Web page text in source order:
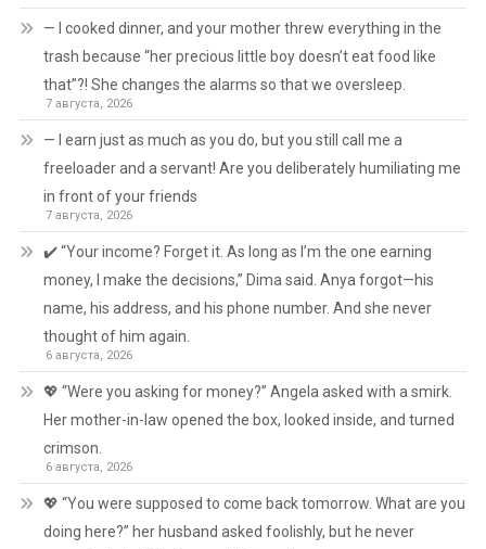
— I cooked dinner, and your mother threw everything in the
trash because “her precious little boy doesn’t eat food like
that”?! She changes the alarms so that we oversleep.
7 августа, 2026
— I earn just as much as you do, but you still call me a
freeloader and a servant! Are you deliberately humiliating me
in front of your friends
7 августа, 2026
✔️ “Your income? Forget it. As long as I’m the one earning
money, I make the decisions,” Dima said. Anya forgot—his
name, his address, and his phone number. And she never
thought of him again.
6 августа, 2026
💖 “Were you asking for money?” Angela asked with a smirk.
Her mother-in-law opened the box, looked inside, and turned
crimson.
6 августа, 2026
💖 “You were supposed to come back tomorrow. What are you
doing here?” her husband asked foolishly, but he never